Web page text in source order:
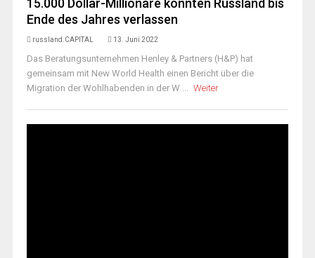
15.000 Dollar-Millionäre könnten Russland bis
Ende des Jahres verlassen
russland.CAPITAL 13. Juni 2022
Das Beratungsunternehmen Henley & Partners (H&P) hat
gemeinsam mit New World Health einen Bericht über die
Migration der Wohlhabenden in der W ... Weiter